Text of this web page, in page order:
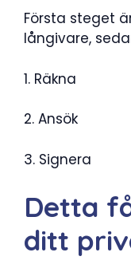
Första steget
långivare,
1. Räkna
2. Ansök
3. Signera
Detta
ditt